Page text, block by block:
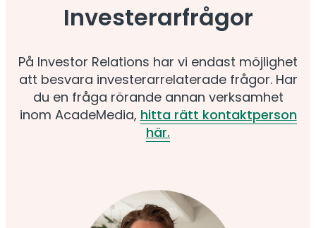
Investerarfrågor
På Investor Relations har vi endast möjlighet
att besvara investerarrelaterade frågor. Har
du en fråga rörande annan verksamhet
inom AcadeMedia, hitta rätt kontaktperson
här.